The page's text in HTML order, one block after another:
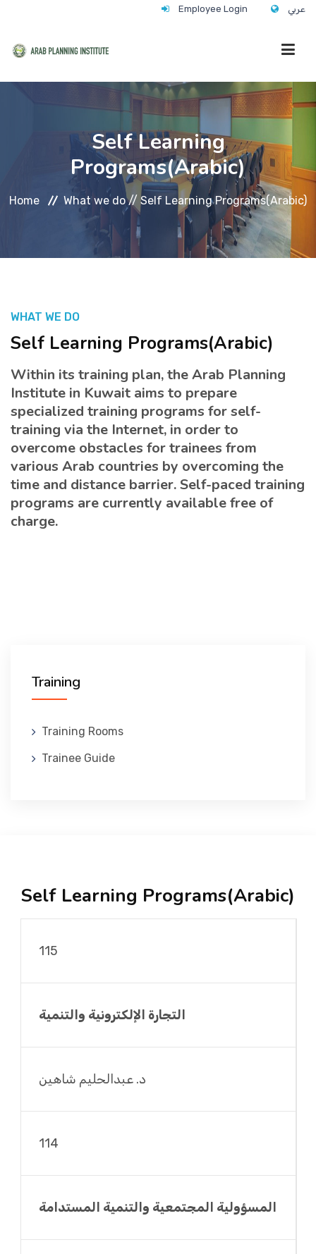
Employee Login عربي
WHAT WE DO
المنصة التدريبية
Self Learning
Programs(Arabic)
Home What we do // Self Learning Programs(Arabic)
WHAT WE DO
Self Learning Programs(Arabic)
Within its training plan, the Arab Planning
Institute in Kuwait aims to prepare
specialized training programs for self-
training via the Internet, in order to
overcome obstacles for trainees from
various Arab countries by overcoming the
time and distance barrier. Self-paced training
programs are currently available free of
charge.
Training
Training Rooms
Trainee Guide
Self Learning Programs(Arabic)
115
التجارة الإلكترونية والتنمية
د. عبدالحليم شاهين
114
المسؤولية المجتمعية والتنمية المستدامة